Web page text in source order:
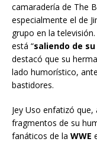
camaradería de The
especialmente el de
grupo en la
está “saliendo de
destacó que su
lado humorístico,
bastidores.
Jey Uso enfatizó
fragmentos de su
fanáticos de la WWE